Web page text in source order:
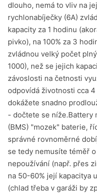
dlouho, nemá to vliv na
rychlonabíječky (6A)
kapacity za 1 hodinu
pivko), na 100% za 3
zvládnou velký počet
1000), než se jejich
závoslosti na četnosti
odpovídá životnosti cca
dokážete snadno
- dočtete se níže.Battery
(BMS) "mozek" baterie,
správné rovnoměrné
se tedy nemusíte téměř
nepoužívání (např. přes
na 50-60% její kapacitya
(chlad třeba v garáži by